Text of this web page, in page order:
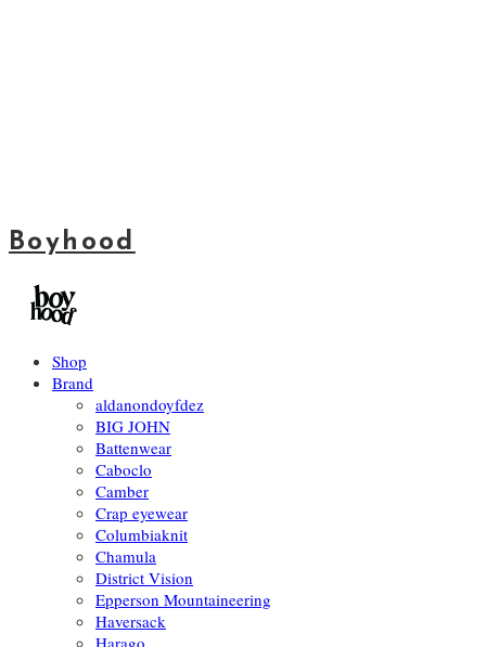
Boyhood
Shop
Brand
aldanondoyfdez
BIG JOHN
Battenwear
Caboclo
Camber
Crap eyewear
Columbiaknit
Chamula
District Vision
Epperson Mountaineering
Haversack
Harago